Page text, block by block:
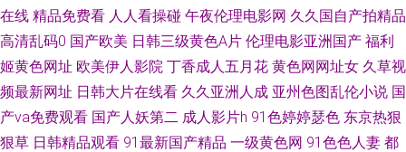
夜性爱 久久国产精品区 日韩精彩视频 伊人久久黑料 AV在线资源网 韩国av啪
啪 欧美一级色片儿 亚洲天堂狼人 AV无限网站 国产一区二区久久 欧美成人另
类 偷拍97网 91女同 国产成人传媒熟 蜜桃九九 天天干视频有哪些 91在线超
国产精品电影 欧美AⅤ在线观看 午夜福利456 97色超碰在线 国产TS网站 美女
在线 精品免费看 人人看操碰 午夜伦理电影网 久久国自产拍精品
高清乱码0 国产欧美 日韩三级黄色A片 伦理电影亚洲国产 福利
姬黄色网址 欧美伊人影院 丁香成人五月花 黄色网网址女 久草视
频最新网址 日韩大片在线看 久久亚洲人成 亚州色图乱伦小说 国
产va免费观看 国产人妖第二 成人影片h 91色婷婷瑟色 东京热狠
狠草 日韩精品观看 91最新国产精品 一级黄色网 91色色人妻 都